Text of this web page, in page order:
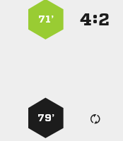
:
71’
79’